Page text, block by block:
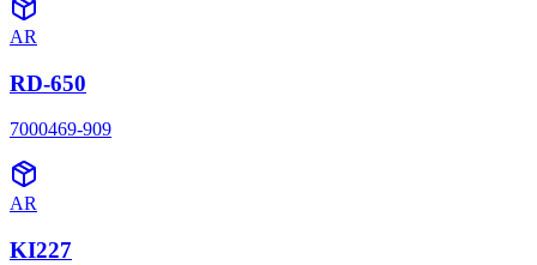
AR
RD-650
7000469-909
AR
KI227